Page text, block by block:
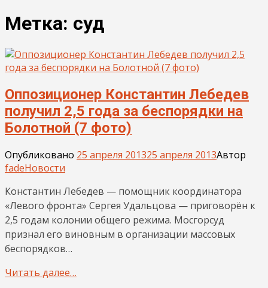
Метка: суд
Оппозиционер Константин Лебедев
получил 2,5 года за беспорядки на
Болотной (7 фото)
Опубликовано 25 апреля 201325 апреля 2013Автор
fadeНовости
Константин Лебедев — помощник координатора
«Левого фронта» Сергея Удальцова — приговорён к
2,5 годам колонии общего режима. Мосгорсуд
признал его виновным в организации массовых
беспорядков…
Читать далее…